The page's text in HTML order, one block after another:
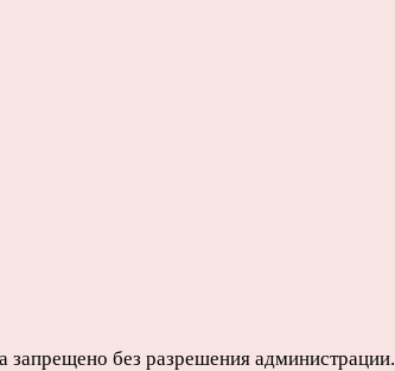
без разрешения администрации.